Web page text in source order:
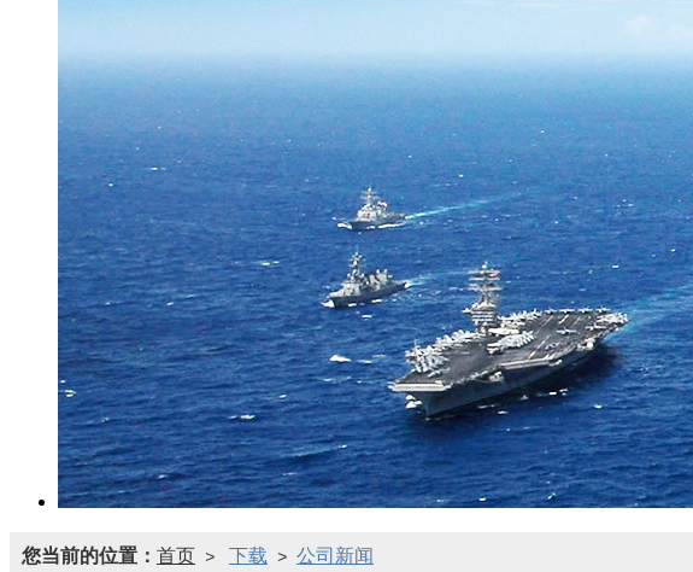
您当前的位置： 首页 > 下载 > 公司新闻